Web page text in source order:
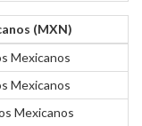
(MXN)
Mexicanos
Mexicanos
Mexicanos